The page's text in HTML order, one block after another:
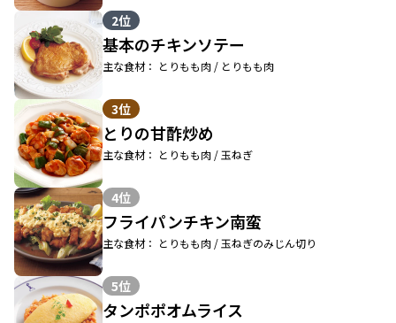
2位
基本のチキンソテー
主な食材： とりもも肉 / とりもも肉
3位
とりの甘酢炒め
主な食材： とりもも肉 / 玉ねぎ
4位
フライパンチキン南蛮
主な食材： とりもも肉 / 玉ねぎのみじん切り
5位
タンポポオムライス